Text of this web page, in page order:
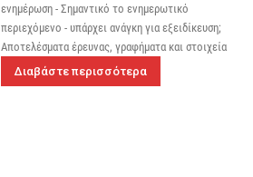
ενημέρωση - Σημαντικό το ενημερωτικό
περιεχόμενο - υπάρχει ανάγκη για εξειδίκευση;
Αποτελέσματα έρευνας, γραφήματα και στοιχεία
Διαβάστε περισσότερα